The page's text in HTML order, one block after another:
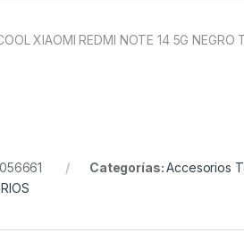
XIAOMI REDMI NOTE 14 5G NEGRO
Categorías:Accesorios